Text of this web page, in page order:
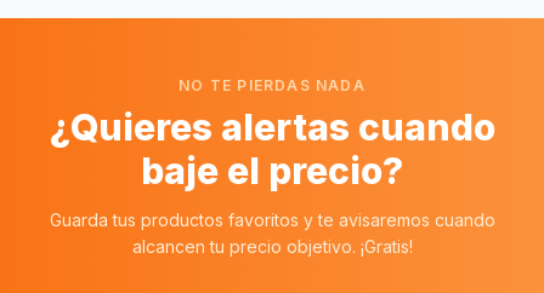
NO TE PIERDAS NADA
¿Quieres alertas cuando
baje el precio?
Guarda tus productos favoritos y te avisaremos cuando
alcancen tu precio objetivo. ¡Gratis!